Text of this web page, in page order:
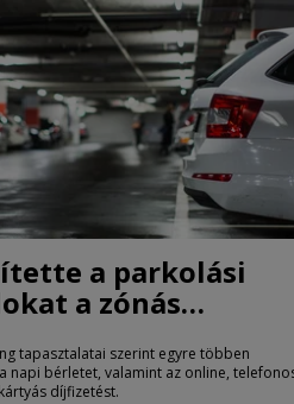
a parkolási
a zónás
Debrecenben
tapasztalatai szerint egyre többen
napi bérletet, valamint az online,
díjfizetést.